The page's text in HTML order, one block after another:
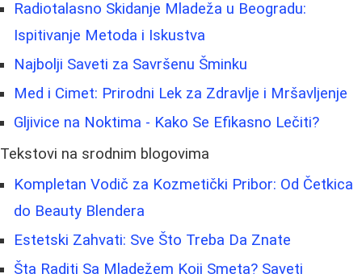
Radiotalasno Skidanje Mladeža u Beogradu:
Ispitivanje Metoda i Iskustva
Najbolji Saveti za Savršenu Šminku
Med i Cimet: Prirodni Lek za Zdravlje i Mršavljenje
Gljivice na Noktima - Kako Se Efikasno Lečiti?
Tekstovi na srodnim blogovima
Kompletan Vodič za Kozmetički Pribor: Od Četkica
do Beauty Blendera
Estetski Zahvati: Sve Što Treba Da Znate
Šta Raditi Sa Mladežem Koji Smeta? Saveti